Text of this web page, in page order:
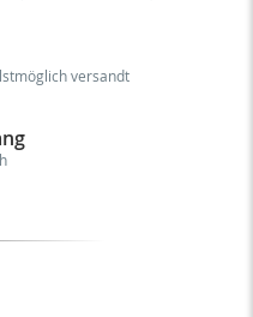
versandt